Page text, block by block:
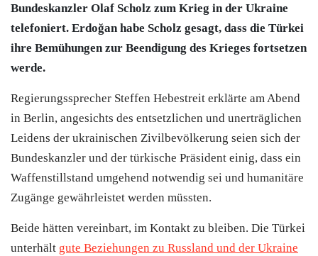
Bundeskanzler Olaf Scholz zum Krieg in der Ukraine
telefoniert. Erdoğan habe Scholz gesagt, dass die Türkei
ihre Bemühungen zur Beendigung des Krieges fortsetzen
werde.
Regierungssprecher Steffen Hebestreit erklärte am Abend
in Berlin, angesichts des entsetzlichen und unerträglichen
Leidens der ukrainischen Zivilbevölkerung seien sich der
Bundeskanzler und der türkische Präsident einig, dass ein
Waffenstillstand umgehend notwendig sei und humanitäre
Zugänge gewährleistet werden müssten.
Beide hätten vereinbart, im Kontakt zu bleiben. Die Türkei
unterhält gute Beziehungen zu Russland und der Ukraine